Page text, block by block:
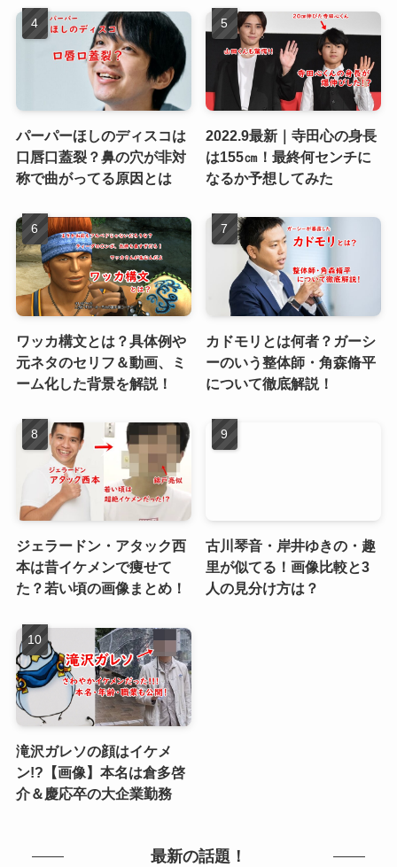
パーパーほしのディスコは
口唇口蓋裂？鼻の穴が非対
称で曲がってる原因とは
2022.9最新｜寺田心の身長
は155㎝！最終何センチに
なるか予想してみた
ワッカ構文とは？具体例や
元ネタのセリフ＆動画、ミ
ーム化した背景を解説！
カドモリとは何者？ガーシ
ーのいう整体師・角森脩平
について徹底解説！
ジェラードン・アタック西
本は昔イケメンで痩せて
た？若い頃の画像まとめ！
古川琴音・岸井ゆきの・趣
里が似てる！画像比較と3
人の見分け方は？
滝沢ガレソの顔はイケメ
ン!?【画像】本名は倉多啓
介＆慶応卒の大企業勤務
最新の話題！